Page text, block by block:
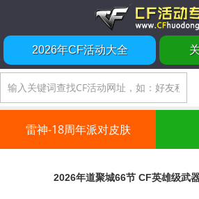
2026年CF活动大全
雷神-18周年派对皮肤
2026年道聚城66节 CF英雄级武